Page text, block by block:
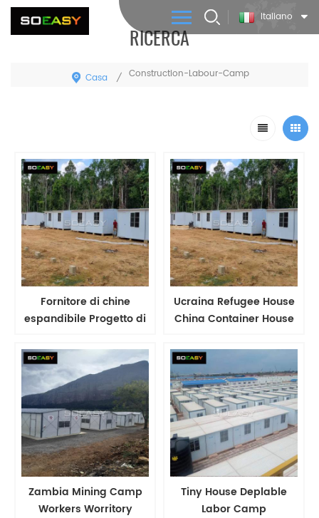
Italiano
RICERCA
Casa / Construction-Labour-Camp
Fornitore di chine
espandibile Progetto di
case nel campo di
lavoro dell'Indonesia
Ucraina Refugee House
China Container House
Recostruzione Famiglia
Zambia Mining Camp
Workers Worritory
Tiny House Deplable
Labor Camp